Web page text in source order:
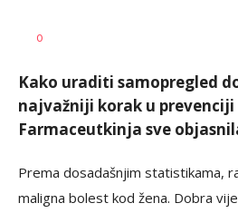
AUTOR
0
Kako uraditi samopregled
najvažniji korak u prevenciji
Farmaceutkinja sve
Prema dosadašnjim statistikama,
maligna bolest kod žena. Dobra